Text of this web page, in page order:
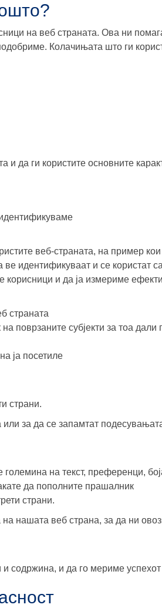
на веб страната. Ова ни
Колачињата што ги
и да ги користите основните
веб-страната, на пример
идентификуваат и се користат
корисници и да ја измериме
страната
субјекти за тоа дали
ја посетиле
страни.
за да се запамтат
на текст, преференци,
да пополните прашалник
страни.
на нашата веб страна, за да ни
содржина, и да го мериме